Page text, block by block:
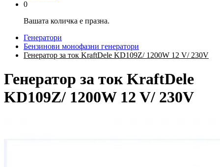
0
Вашата количка е празна.
Генератори
Бензинови монофазни генератори
Генератор за ток KraftDele KD109Z/ 1200W 12 V/ 230V
Генератор за ток KraftDele
KD109Z/ 1200W 12 V/ 230V